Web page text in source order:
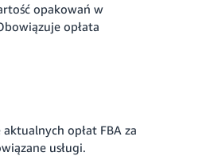
opakowań w
opłata
opłat FBA za
usługi.